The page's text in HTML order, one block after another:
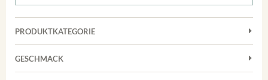
PRODUKTKATEGORIE
Cuvées
GESCHMACK
Trocken